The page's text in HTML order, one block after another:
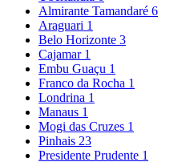
Almirante Tamandaré 6
Araguari 1
Belo Horizonte 3
Cajamar 1
Embu Guaçu 1
Franco da Rocha 1
Londrina 1
Manaus 1
Mogi das Cruzes 1
Pinhais 23
Presidente Prudente 1